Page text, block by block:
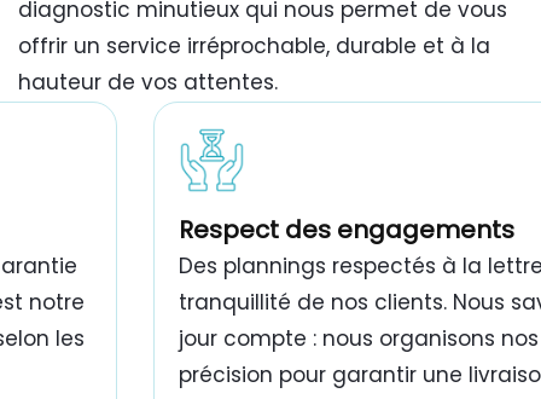
diagnostic minutieux qui nous permet de vous
offrir un service irréprochable, durable et à la
hauteur de vos attentes.
travaux de peinture bâtiment Tunisie
notre
les
Respect des engagements
Des plannings respectés à la
tranquillité de nos clients. Nous
jour compte : nous organisons
précision pour garantir une